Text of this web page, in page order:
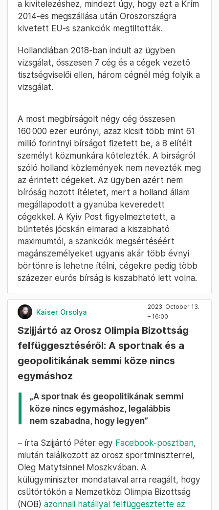
a kivitelezéshez, mindezt úgy, hogy ezt a Krím
2014-es megszállása után Oroszországra
kivetett EU-s szankciók megtiltották.
Hollandiában 2018-ban indult az ügyben
vizsgálat, összesen 7 cég és a cégek vezető
tisztségviselői ellen, három cégnél még folyik a
vizsgálat.
A most megbírságolt négy cég összesen
160 000 ezer eurónyi, azaz kicsit több mint 61
millió forintnyi bírságot fizetett be, a 8 elítélt
személyt közmunkára kötelezték. A bírságról
szóló holland közlemények nem nevezték meg
az érintett cégeket. Az ügyben azért nem
bíróság hozott ítéletet, mert a holland állam
megállapodott a gyanúba keveredett
cégekkel. A Kyiv Post figyelmeztetett, a
büntetés jócskán elmarad a kiszabható
maximumtól, a szankciók megsértéséért
magánszemélyeket ugyanis akár több évnyi
börtönre is lehetne ítélni, cégekre pedig több
százezer eurós bírság is kiszabható lett volna.
Kaiser Orsolya
2023. October 13.
– 16:00
Szijjártó az Orosz Olimpia Bizottság
felfüggesztéséről: A sportnak és a
geopolitikának semmi köze nincs
egymáshoz
„A sportnak és geopolitikának semmi
köze nincs egymáshoz, legalábbis
nem szabadna, hogy legyen”
– írta Szijjártó Péter egy Facebook-posztban,
miután találkozott az orosz sportminiszterrel,
Oleg Matytsinnel Moszkvában. A
külügyminiszter mondataival arra reagált, hogy
csütörtökön a Nemzetközi Olimpia Bizottság
(NOB) azonnali hatállyal felfüggesztette az